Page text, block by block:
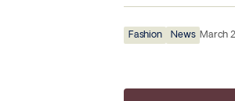
Fashion News March